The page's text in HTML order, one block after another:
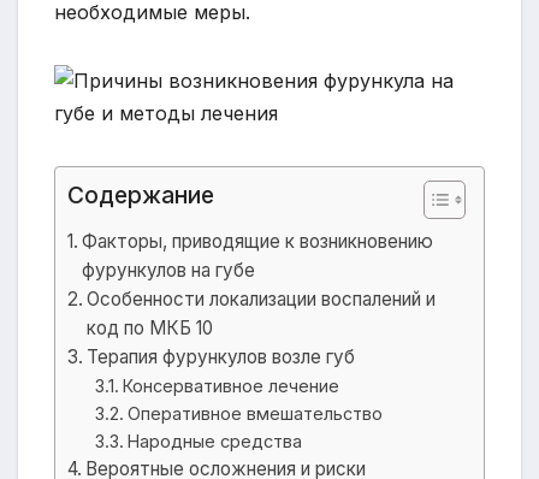
необходимые меры.
Содержание
Факторы, приводящие к возникновению
фурункулов на губе
Особенности локализации воспалений и
код по МКБ 10
Терапия фурункулов возле губ
Консервативное лечение
Оперативное вмешательство
Народные средства
Вероятные осложнения и риски